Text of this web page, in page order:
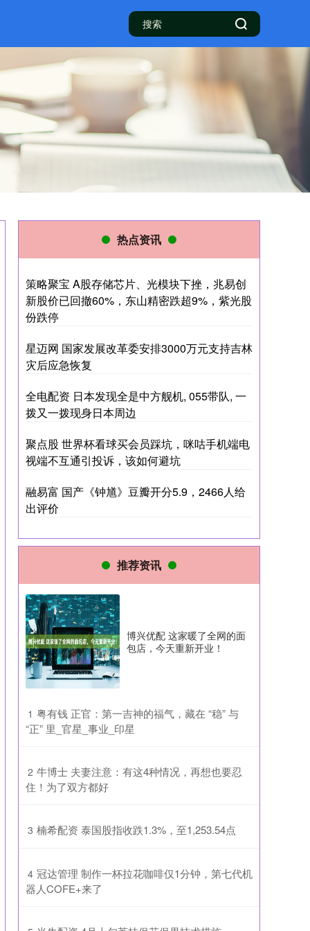
热点资讯
策略聚宝 A股存储芯片、光模块下挫，兆易创
新股价已回撤60%，东山精密跌超9%，紫光股
份跌停
星迈网 国家发展改革委安排3000万元支持吉林
灾后应急恢复
全电配资 日本发现全是中方舰机, 055带队, 一
拨又一拨现身日本周边
聚点股 世界杯看球买会员踩坑，咪咕手机端电
视端不互通引投诉，该如何避坑
融易富 国产《钟馗》豆瓣开分5.9，2466人给
出评价
推荐资讯
博兴优配 这家暖了全网的面
包店，今天重新开业！
1 ​粤有钱 正官：第一吉神的福气，藏在 “稳” 与
“正” 里_官星_事业_印星
2 ​牛博士 夫妻注意：有这4种情况，再想也要忍
住！为了双方都好
3 ​楠希配资 泰国股指收跌1.3%，至1,253.54点
4 ​冠达管理 制作一杯拉花咖啡仅1分钟，第七代机
器人COFE+来了